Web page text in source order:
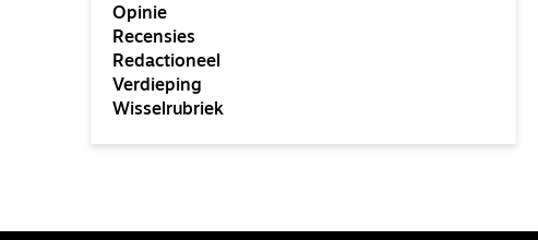
Opinie
Recensies
Redactioneel
Verdieping
Wisselrubriek